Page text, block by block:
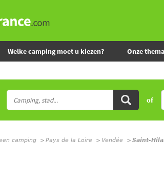
Welke camping moet u kiezen? Onze
of
camping Pays de la Loire Vendée Saint-